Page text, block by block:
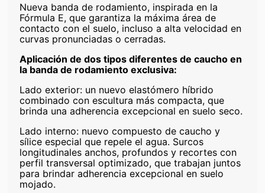
Nueva banda de rodamiento, inspirada en la
Fórmula E, que garantiza la máxima área de
contacto con el suelo, incluso a alta velocidad en
curvas pronunciadas o cerradas.
Aplicación de dos tipos diferentes de caucho en
la banda de rodamiento exclusiva:
Lado exterior: un nuevo elastómero híbrido
combinado con escultura más compacta, que
brinda una adherencia excepcional en suelo seco.
Lado interno: nuevo compuesto de caucho y
sílice especial que repele el agua. Surcos
longitudinales anchos, profundos y recortes con
perfil transversal optimizado, que trabajan juntos
para brindar adherencia excepcional en suelo
mojado.